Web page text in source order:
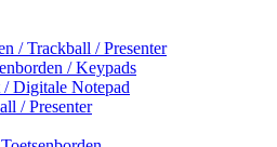
/ Trackball / Presenter
/ Keypads
/ Digitale Notepad
/ Presenter